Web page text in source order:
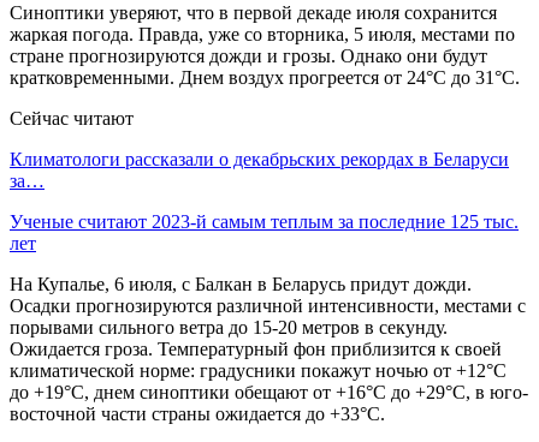
Синоптики уверяют, что в первой декаде июля сохранится
жаркая погода. Правда, уже со вторника, 5 июля, местами по
стране прогнозируются дожди и грозы. Однако они будут
кратковременными. Днем воздух прогреется от 24°С до 31°С.
Сейчас читают
Климатологи рассказали о декабрьских рекордах в Беларуси
за…
Ученые считают 2023-й самым теплым за последние 125 тыс.
лет
На Купалье, 6 июля, с Балкан в Беларусь придут дожди.
Осадки прогнозируются различной интенсивности, местами с
порывами сильного ветра до 15-20 метров в секунду.
Ожидается гроза. Температурный фон приблизится к своей
климатической норме: градусники покажут ночью от +12°С
до +19°С, днем синоптики обещают от +16°С до +29°С, в юго-
восточной части страны ожидается до +33°С.